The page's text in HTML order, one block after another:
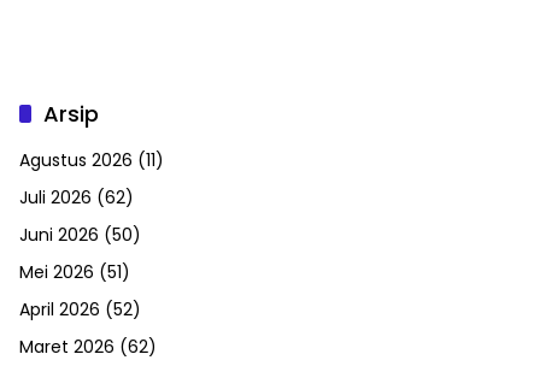
Arsip
Agustus 2026 (11)
Juli 2026 (62)
Juni 2026 (50)
Mei 2026 (51)
April 2026 (52)
Maret 2026 (62)